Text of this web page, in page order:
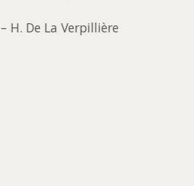
– H. De La Verpillière